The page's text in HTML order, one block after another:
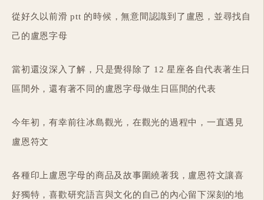
從好久以前滑 ptt 的時候，無意間認識到了盧恩，並尋找自
己的盧恩字母
當初還沒深入了解，只是覺得除了 12 星座各自代表著生日
區間外，還有著不同的盧恩字母做生日區間的代表
今年初，有幸前往冰島觀光，在觀光的過程中，一直遇見
盧恩符文
各種印上盧恩字母的商品及故事圍繞著我，盧恩符文讓喜
好獨特，喜歡研究語言與文化的自己的內心留下深刻的地